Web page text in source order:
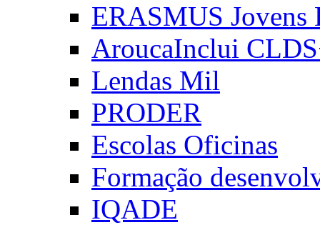
ERASMUS Jovens
AroucaInclui
Lendas Mil
PRODER
Escolas Oficinas
Formação
IQADE